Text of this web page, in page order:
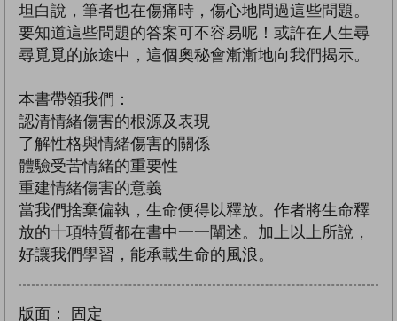
坦白說，筆者也在傷痛時，傷心地問過這些問題。
要知道這些問題的答案可不容易呢！或許在人生尋
尋覓覓的旅途中，這個奧秘會漸漸地向我們揭示。
本書帶領我們：
認清情緒傷害的根源及表現
了解性格與情緒傷害的關係
體驗受苦情緒的重要性
重建情緒傷害的意義
當我們捨棄偏執，生命便得以釋放。作者將生命釋
放的十項特質都在書中一一闡述。加上以上所說，
好讓我們學習，能承載生命的風浪。
版面：
固定